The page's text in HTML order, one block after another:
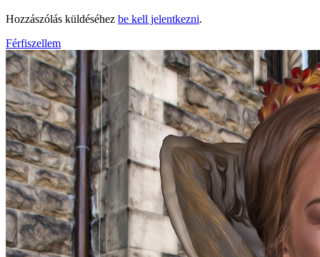
Hozzászólás küldéséhez be kell jelentkezni.
Férfiszellem